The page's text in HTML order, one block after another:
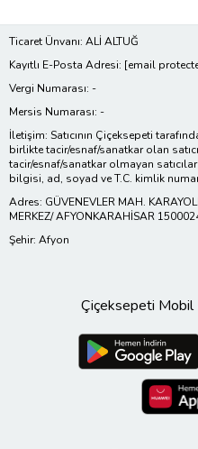
Ticaret Ünvanı: ALİ ALTUĞ
Kayıtlı E-Posta Adresi: [email
Vergi Numarası: -
Mersis Numarası: -
İletişim: Satıcının Çiçeksepeti
birlikte tacir/esnaf/sanatkar olan
tacir/esnaf/sanatkar olmayan
bilgisi, ad, soyad ve T.C. kimlik
Adres: GÜVENEVLER MAH.
MERKEZ/ AFYONKARAHİSAR
Şehir: Afyon
Çiçeksepeti Mobil